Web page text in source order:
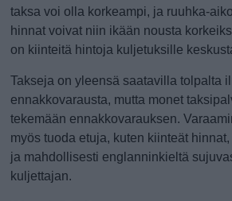
taksa voi olla korkeampi, ja ruuhka-
hinnat voivat niin ikään nousta
on kiinteitä hintoja kuljetuksille
Takseja on yleensä saatavilla tolpalta
ennakkovarausta, mutta monet
tekemään ennakkovarauksen.
myös tuoda etuja, kuten kiinteät
ja mahdollisesti englanninkieltä
kuljettajan.